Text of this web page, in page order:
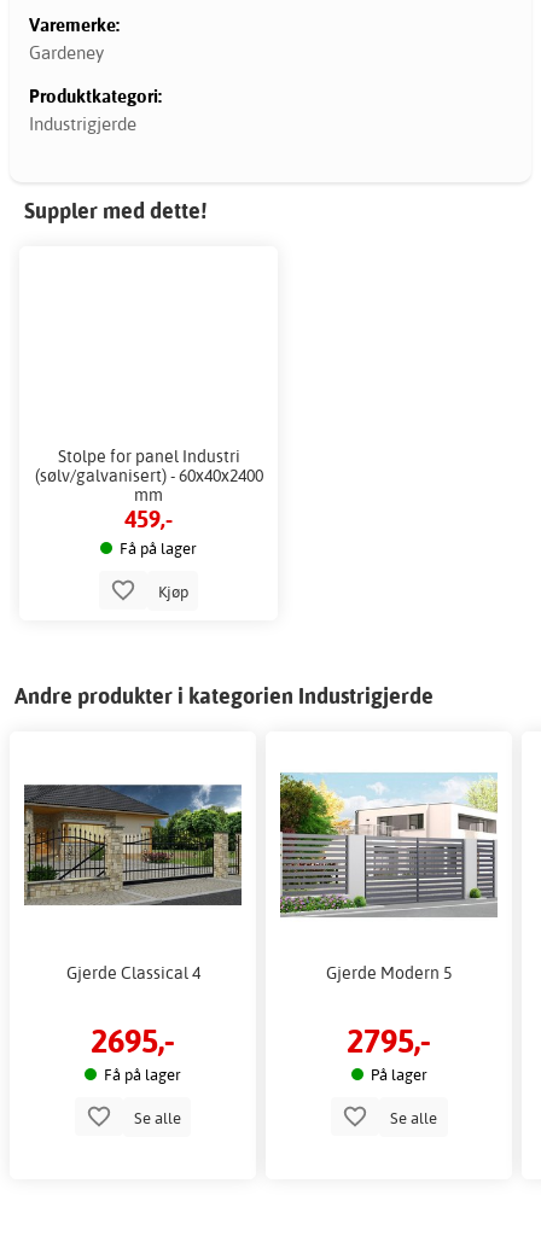
Varemerke:
Gardeney
Produktkategori:
Industrigjerde
Suppler med dette!
Stolpe for panel Industri
(sølv/galvanisert) - 60x40x2400
mm
459,-
Få på lager
Kjøp
Andre produkter i kategorien Industrigjerde
Gjerde Classical 4
2695,-
Få på lager
Se alle
Gjerde Modern 5
2795,-
På lager
Se alle